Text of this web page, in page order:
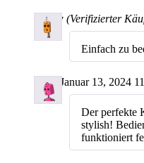
Harry (Verifizierter
Einfach zu
Jona Januar 13, 2024
Der perfekte
stylish!
funktioniert